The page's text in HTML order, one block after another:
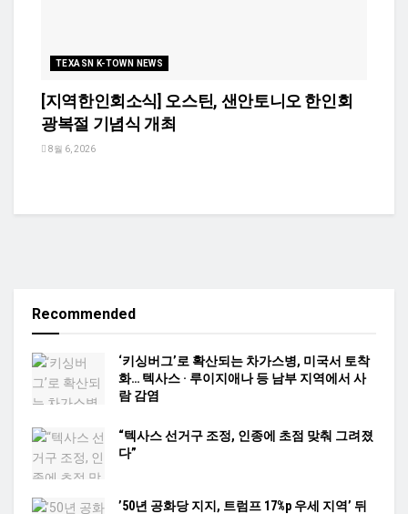
TEXASN K-TOWN NEWS
[지역한인회소식] 오스틴, 샌안토니오 한인회
광복절 기념식 개최
8월 6, 2026
Recommended
‘키싱버그’로 확산되는 차가스병, 미국서 토착
화… 텍사스 · 루이지애나 등 남부 지역에서 사
람 감염
“텍사스 선거구 조정, 인종에 초점 맞춰 그려졌
다”
’50년 공화당 지지, 트럼프 17%p 우세 지역’ 뒤